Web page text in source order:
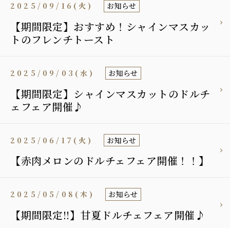
【期間限定】おすすめ！シャインマスカッ
トのフレンチトースト
2025/09/16(火) お知らせ
【期間限定】シャインマスカットのドルチ
ェフェア開催♪
2025/09/03(水) お知らせ
【赤肉メロンのドルチェフェア開催！！】
2025/06/17(火) お知らせ
【期間限定!!】甘夏ドルチェフェア開催♪
2025/05/08(木) お知らせ